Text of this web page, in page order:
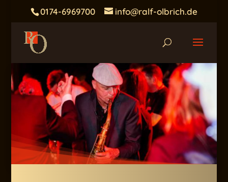
0174-6969700 info@ralf-olbrich.de